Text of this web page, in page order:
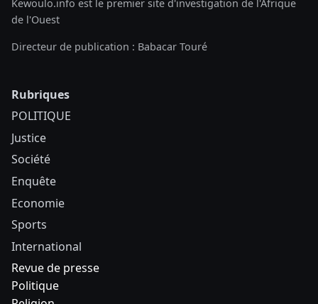
Kewoulo.info est le premier site d'investigation de l'Afrique
de l'Ouest
Directeur de publication : Babacar Touré
Rubriques
POLITIQUE
Justice
Société
Enquête
Economie
Sports
International
Revue de presse
Politique